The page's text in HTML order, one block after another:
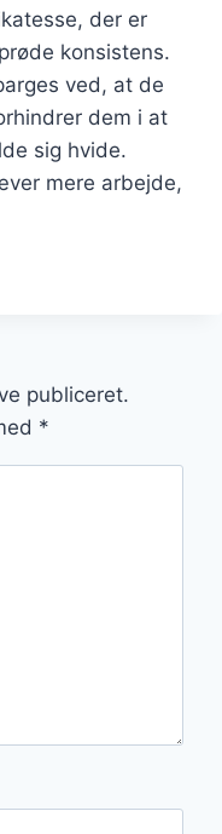
der er
konsistens.
ved, at de
dem i at
sig hvide.
mere arbejde,
publiceret.
*